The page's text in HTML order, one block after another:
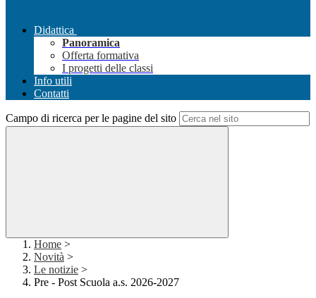
Didattica
Panoramica
Offerta formativa
I progetti delle classi
Info utili
Contatti
Campo di ricerca per le pagine del sito
Home >
Novità >
Le notizie >
Pre - Post Scuola a.s. 2026-2027